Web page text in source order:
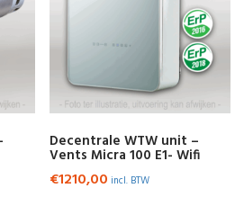
Decentrale WTW unit –
Vents Micra 100 E1- Wifi
€1210,00 incl. BTW